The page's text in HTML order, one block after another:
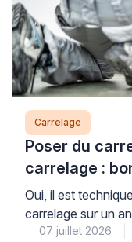
Carrelage
Poser du
carrelage :
dans des
Oui, il est
carrelage sur un
à condition que le
07 juillet 2026